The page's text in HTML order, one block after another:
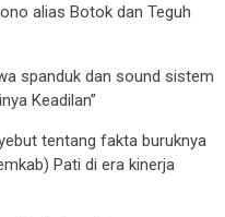
alias Botok dan Teguh
spanduk dan sound sistem
Keadilan”
tentang fakta buruknya
Pati di era kinerja